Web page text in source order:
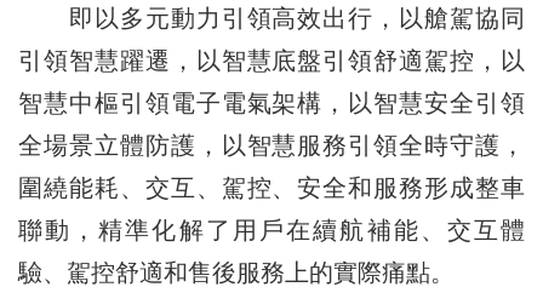
即以多元動力引領高效出行，以艙駕協同
引領智慧躍遷，以智慧底盤引領舒適駕控，以
智慧中樞引領電子電氣架構，以智慧安全引領
全場景立體防護，以智慧服務引領全時守護，
圍繞能耗、交互、駕控、安全和服務形成整車
聯動，精準化解了用戶在續航補能、交互體
驗、駕控舒適和售後服務上的實際痛點。